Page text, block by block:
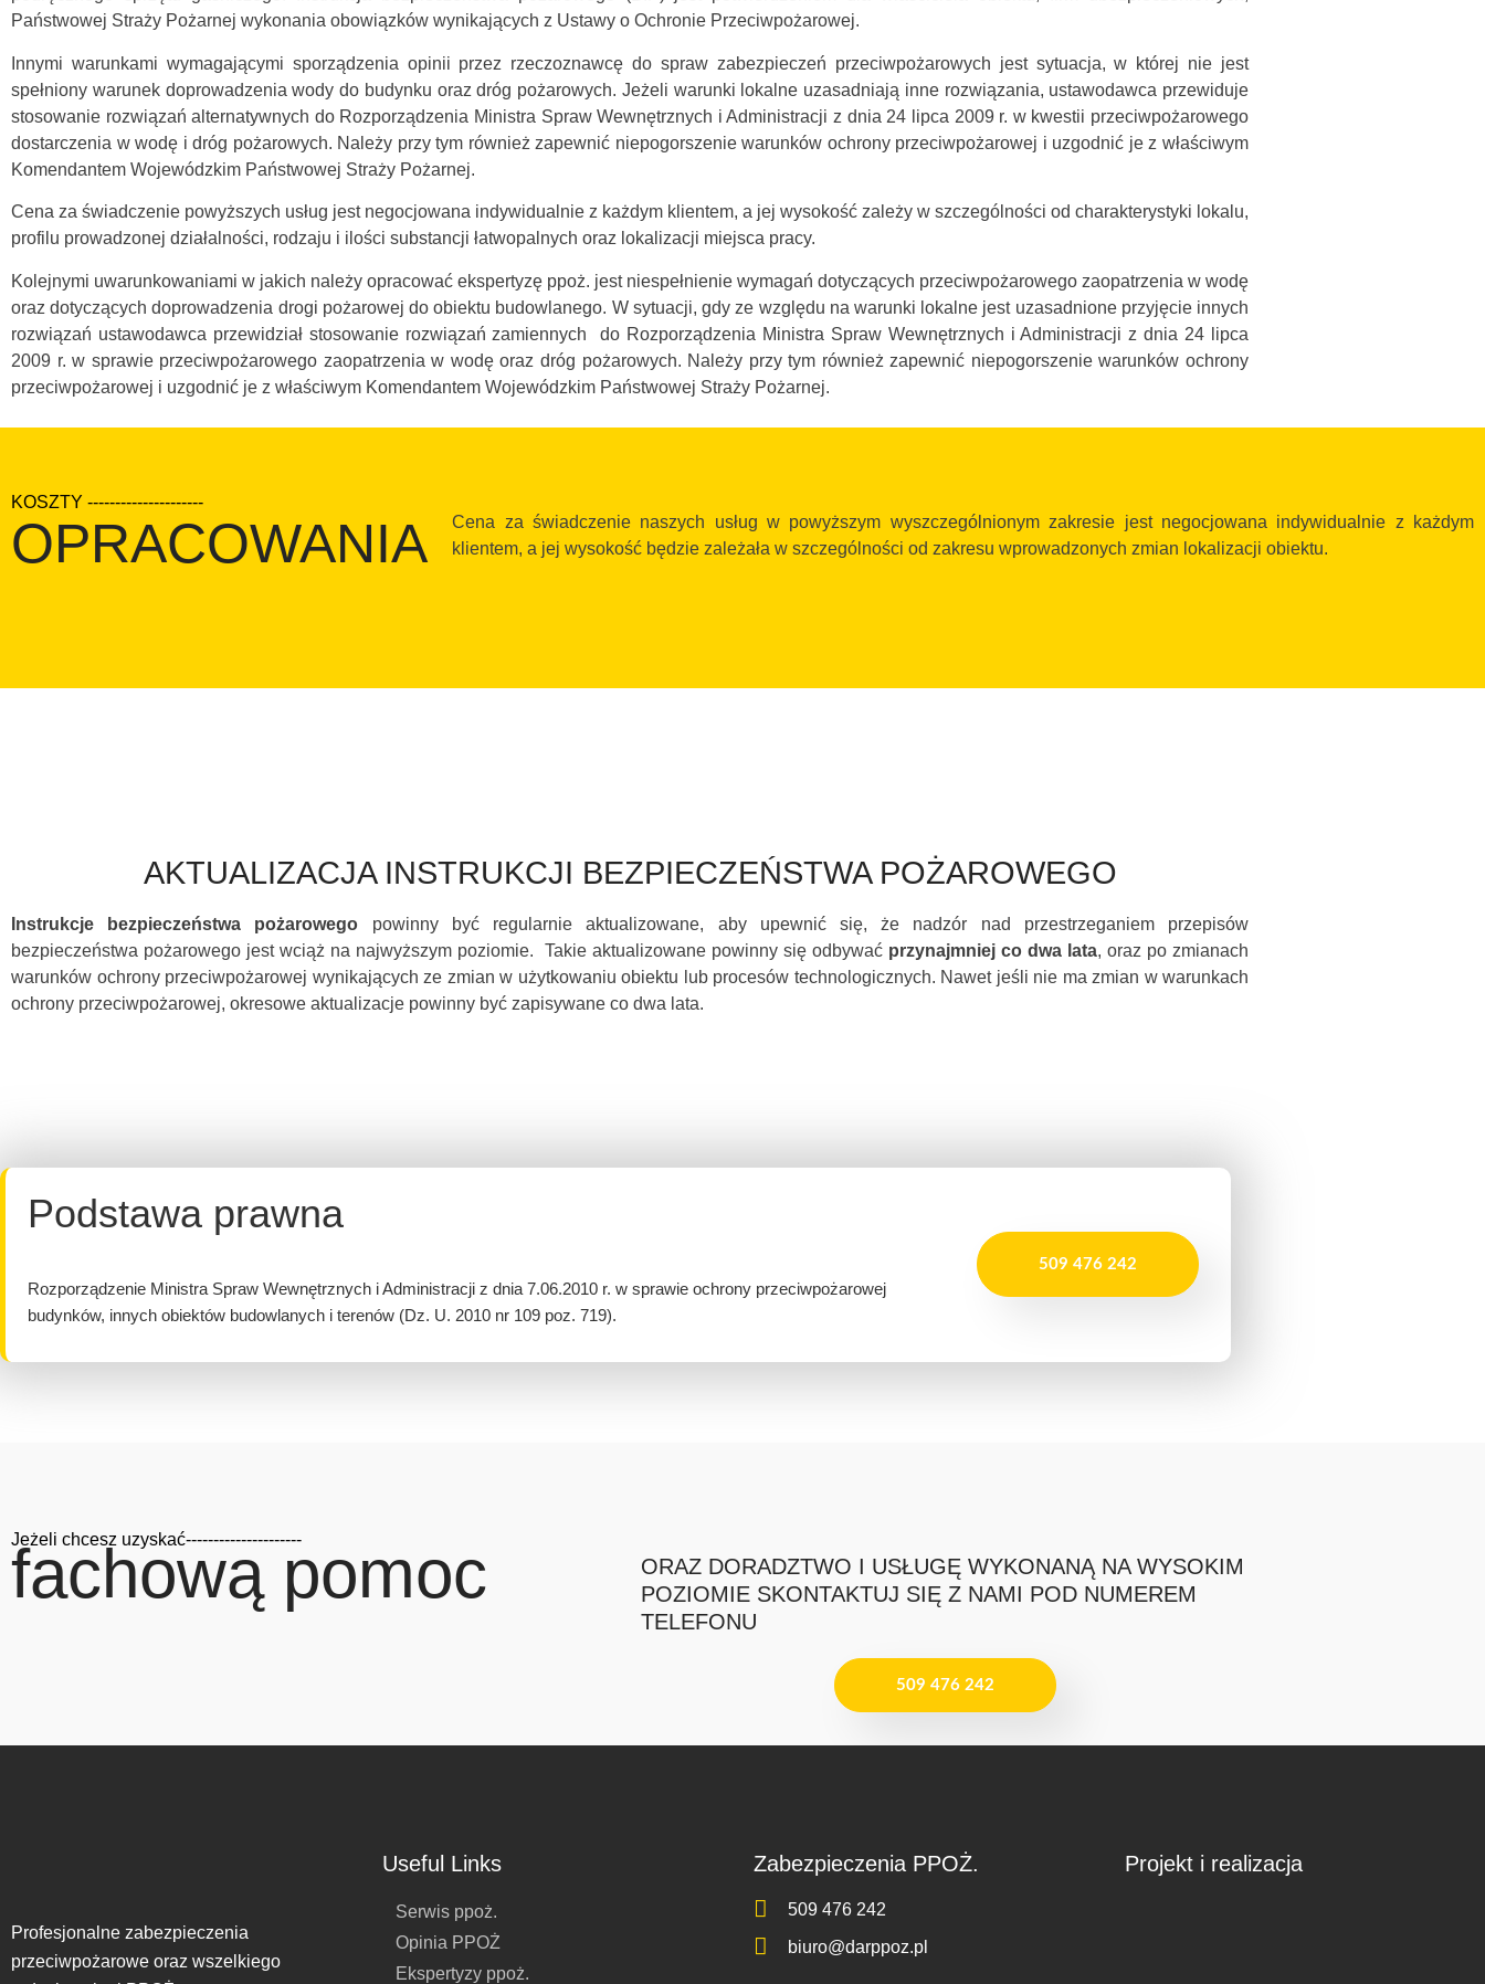
Państwowej Straży Pożarnej wykonania obowiązków wynikających z Ustawy o Ochronie Przeciwpożarowej.
Innymi warunkami wymagającymi sporządzenia opinii przez rzeczoznawcę do spraw zabezpieczeń przeciwpożarowych jest sytuacja, w której nie jest
spełniony warunek doprowadzenia wody do budynku oraz dróg pożarowych. Jeżeli warunki lokalne uzasadniają inne rozwiązania, ustawodawca przewiduje
stosowanie rozwiązań alternatywnych do Rozporządzenia Ministra Spraw Wewnętrznych i Administracji z dnia 24 lipca 2009 r. w kwestii przeciwpożarowego
dostarczenia w wodę i dróg pożarowych. Należy przy tym również zapewnić niepogorszenie warunków ochrony przeciwpożarowej i uzgodnić je z właściwym
Komendantem Wojewódzkim Państwowej Straży Pożarnej.
Cena za świadczenie powyższych usług jest negocjowana indywidualnie z każdym klientem, a jej wysokość zależy w szczególności od charakterystyki lokalu,
profilu prowadzonej działalności, rodzaju i ilości substancji łatwopalnych oraz lokalizacji miejsca pracy.
Kolejnymi uwarunkowaniami w jakich należy opracować ekspertyzę ppoż. jest niespełnienie wymagań dotyczących przeciwpożarowego zaopatrzenia w wodę
oraz dotyczących doprowadzenia drogi pożarowej do obiektu budowlanego. W sytuacji, gdy ze względu na warunki lokalne jest uzasadnione przyjęcie innych
rozwiązań ustawodawca przewidział stosowanie rozwiązań zamiennych do Rozporządzenia Ministra Spraw Wewnętrznych i Administracji z dnia 24 lipca
2009 r. w sprawie przeciwpożarowego zaopatrzenia w wodę oraz dróg pożarowych. Należy przy tym również zapewnić niepogorszenie warunków ochrony
przeciwpożarowej i uzgodnić je z właściwym Komendantem Wojewódzkim Państwowej Straży Pożarnej.
KOSZTY ---------------------
OPRACOWANIA
Cena za świadczenie naszych usług w powyższym wyszczególnionym zakresie jest negocjowana indywidualnie z każdym
klientem, a jej wysokość będzie zależała w szczególności od zakresu wprowadzonych zmian lokalizacji obiektu.
AKTUALIZACJA INSTRUKCJI BEZPIECZEŃSTWA POŻAROWEGO
Instrukcje bezpieczeństwa pożarowego powinny być regularnie aktualizowane, aby upewnić się, że nadzór nad przestrzeganiem przepisów
bezpieczeństwa pożarowego jest wciąż na najwyższym poziomie. Takie aktualizowane powinny się odbywać przynajmniej co dwa lata, oraz po zmianach
warunków ochrony przeciwpożarowej wynikających ze zmian w użytkowaniu obiektu lub procesów technologicznych. Nawet jeśli nie ma zmian w warunkach
ochrony przeciwpożarowej, okresowe aktualizacje powinny być zapisywane co dwa lata.
Podstawa prawna
Rozporządzenie Ministra Spraw Wewnętrznych i Administracji z dnia 7.06.2010 r. w sprawie ochrony przeciwpożarowej
budynków, innych obiektów budowlanych i terenów (Dz. U. 2010 nr 109 poz. 719).
509 476 242
Jeżeli chcesz uzyskać---------------------
fachową pomoc
ORAZ DORADZTWO I USŁUGĘ WYKONANĄ NA WYSOKIM
POZIOMIE SKONTAKTUJ SIĘ Z NAMI POD NUMEREM
TELEFONU
509 476 242
Profesjonalne zabezpieczenia
przeciwpożarowe oraz wszelkiego
Useful Links
Serwis ppoż.
Opinia PPOŻ
Ekspertyzy ppoż.
Zabezpieczenia PPOŻ.
509 476 242
biuro@darppoz.pl
Projekt i realizacja